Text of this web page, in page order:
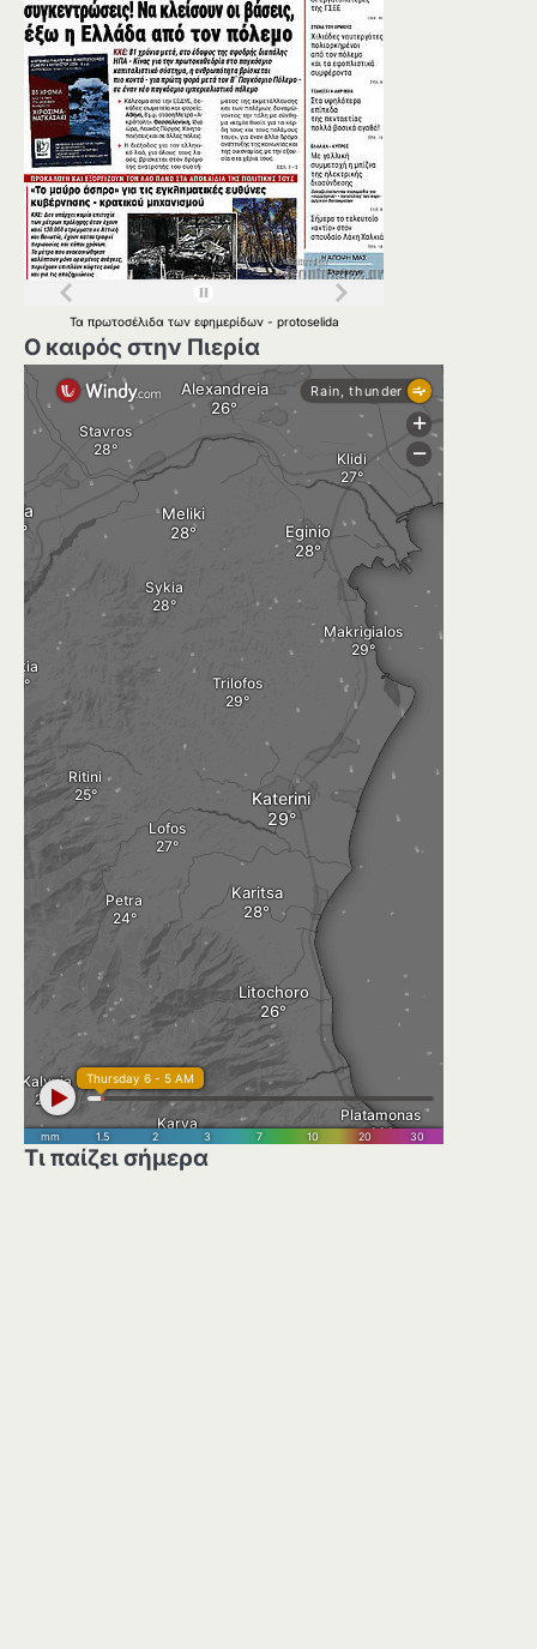
Τα πρωτοσέλιδα των εφημερίδων - protoselida
Ο καιρός στην Πιερία
Τι παίζει σήμερα